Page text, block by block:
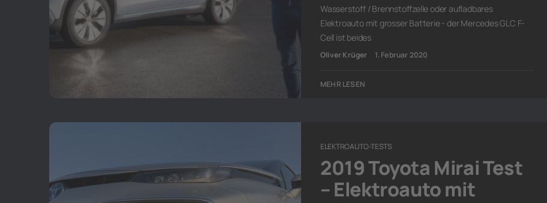
Wasserstoff / Brennstoffzelle oder aufladbares
Elektroauto mit grosser Batterie - der Mercedes GLC F-
Cell ist beides
Oliver Krüger 1. Februar 2020
MEHR LESEN
ELEKTROAUTO-TESTS
2019 Toyota Mirai Test
– Elektroauto mit